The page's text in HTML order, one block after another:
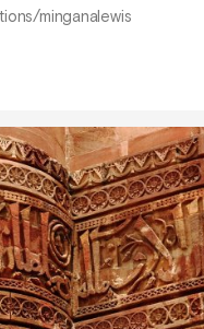
minganalewis